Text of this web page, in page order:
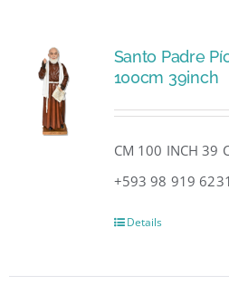
ES_ES
Santo Padre
100cm 39inch
CM 100 INCH 39
+593 98 919 6231
Details